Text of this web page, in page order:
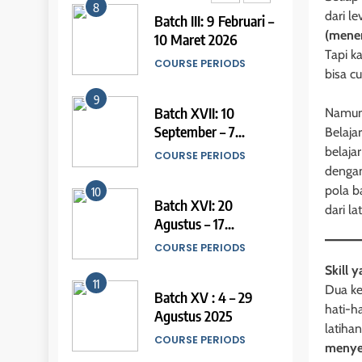
14
Study IELTS Practice
15
Online IELTS Courses
LEIDEN INSTITUTE
16
Online IELTS Course
LEIDEN INSTITUTE
17
Proofreading Service
LEIDEN INSTITUTE
Batch XVII: 10
Oktober 2025
Batch XVI: 20
Agustus – 17
September 2025
Batch XV : 4 – 29
Agustus 2025
Batch VIII : 22 April –
21 Mei 2025
(Preparation)
COURSE SYLLABUS
IELTS Writing
COURSE SYLLABUS
IELTS Speaking
COURSE SYLLABUS
Syllabus for IELTS
COURSE SYLLABUS
Syllabus for IELTS
dari
Tapi
bisa
pola
dari
Skill
Dua
hati-